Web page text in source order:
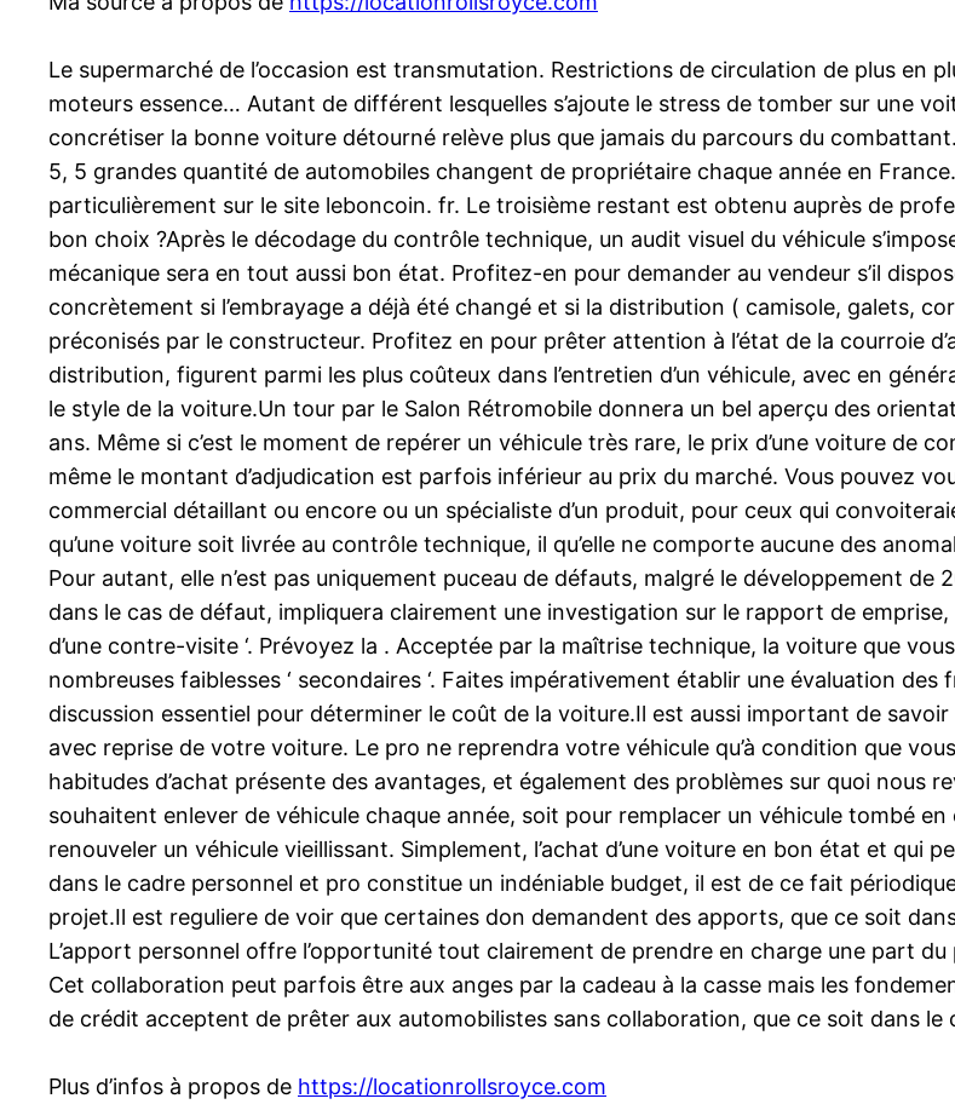
Le supermarché de l’occasion est transmutation. Restrictions de circulation de plus en
moteurs essence… Autant de différent lesquelles s’ajoute le stress de tomber sur une
concrétiser la bonne voiture détourné relève plus que jamais du parcours du
5, 5 grandes quantité de automobiles changent de propriétaire chaque année en
particulièrement sur le site leboncoin. fr. Le troisième restant est obtenu auprès de
bon choix ?Après le décodage du contrôle technique, un audit visuel du véhicule
mécanique sera en tout aussi bon état. Profitez-en pour demander au vendeur s’il
concrètement si l’embrayage a déjà été changé et si la distribution ( camisole, galets,
préconisés par le constructeur. Profitez en pour prêter attention à l’état de la courroie
distribution, figurent parmi les plus coûteux dans l’entretien d’un véhicule, avec en
le style de la voiture.Un tour par le Salon Rétromobile donnera un bel aperçu des
ans. Même si c’est le moment de repérer un véhicule très rare, le prix d’une voiture de
même le montant d’adjudication est parfois inférieur au prix du marché. Vous pouvez
commercial détaillant ou encore ou un spécialiste d’un produit, pour ceux qui
qu’une voiture soit livrée au contrôle technique, il qu’elle ne comporte aucune des
Pour autant, elle n’est pas uniquement puceau de défauts, malgré le développement de
dans le cas de défaut, impliquera clairement une investigation sur le rapport de
d’une contre-visite ‘. Prévoyez la . Acceptée par la maîtrise technique, la voiture que
nombreuses faiblesses ‘ secondaires ‘. Faites impérativement établir une évaluation
discussion essentiel pour déterminer le coût de la voiture.Il est aussi important de
avec reprise de votre voiture. Le pro ne reprendra votre véhicule qu’à condition que
habitudes d’achat présente des avantages, et également des problèmes sur quoi nous
souhaitent enlever de véhicule chaque année, soit pour remplacer un véhicule tombé
renouveler un véhicule vieillissant. Simplement, l’achat d’une voiture en bon état et qui
dans le cadre personnel et pro constitue un indéniable budget, il est de ce fait
projet.Il est reguliere de voir que certaines don demandent des apports, que ce soit
L’apport personnel offre l’opportunité tout clairement de prendre en charge une part
Cet collaboration peut parfois être aux anges par la cadeau à la casse mais les
de crédit acceptent de prêter aux automobilistes sans collaboration, que ce soit dans le
Plus d’infos à propos de https://locationrollsroyce.com